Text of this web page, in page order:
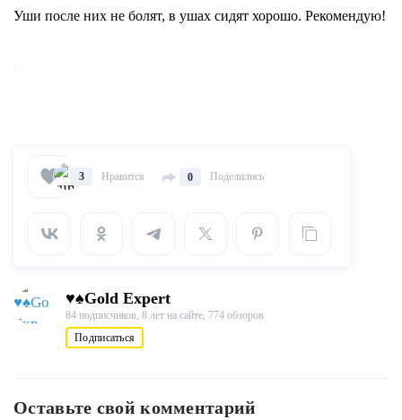
Уши после них не болят, в ушах сидят хорошо. Рекомендую!
3 Нравится 0 Поделились
♥♠Gold Expert
84 подписчиков, 8 лет на сайте, 774 обзоров
Подписаться
Оставьте свой комментарий